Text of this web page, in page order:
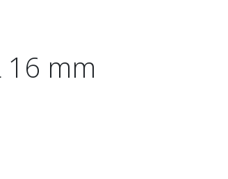
16 mm